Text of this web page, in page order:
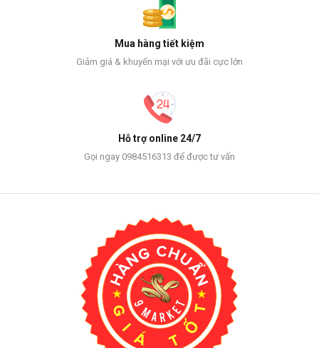
Mua hàng tiết kiệm
Giảm giá & khuyến mại với ưu đãi cực lớn
Hỗ trợ online 24/7
Gọi ngay 0984516313 để được tư vấn